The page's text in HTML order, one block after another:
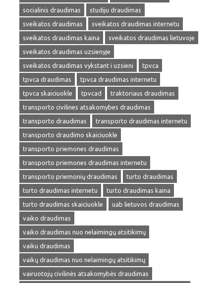
socialinis draudimas
studiju draudimas
sveikatos draudimas
sveikatos draudimas internetu
sveikatos draudimas kaina
sveikatos draudimas lietuvoje
sveikatos draudimas uzsienyje
sveikatos draudimas vykstant i uzsieni
tpvca
tpvca draudimas
tpvca draudimas internetu
tpvca skaiciuokle
tpvcad
traktoriaus draudimas
transporto civilines atsakomybes draudimas
transporto draudimas
transporto draudimas internetu
transporto draudimo skaiciuokle
transporto priemones draudimas
transporto priemones draudimas internetu
transporto priemonių draudimas
turto draudimas
turto draudimas internetu
turto draudimas kaina
turto draudimas skaiciuokle
uab lietuvos draudimas
vaiko draudimas
vaiko draudimas nuo nelaimingų atsitikimų
vaiku draudimas
vaikų draudimas nuo nelaimingų atsitikimų
vairuotojų civilinės atsakomybės draudimas